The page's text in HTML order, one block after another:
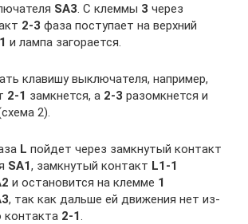
SA3. С клеммы 3 через
2-3 фаза поступает на верхний
и лампа загорается.
клавишу выключателя, например,
2-1 замкнется, а 2-3 разомкнется и
2).
L пойдет через замкнутый контакт
SA1, замкнутый контакт L1-1
и остановится на клемме 1
, так как дальше ей движения нет из-
контакта 2-1.